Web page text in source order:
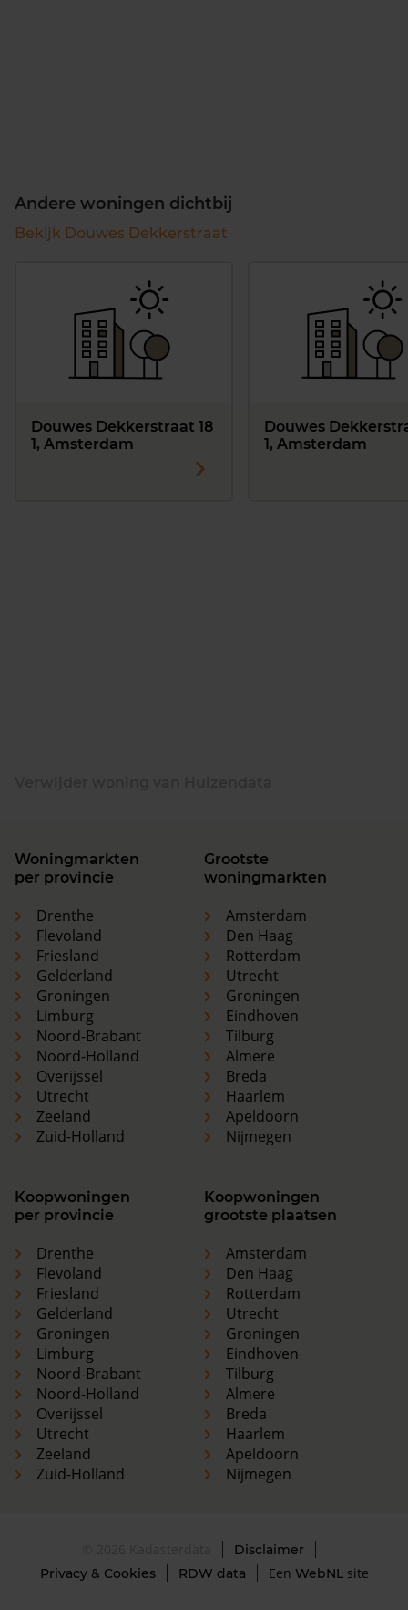
Andere woningen dichtbij
Bekijk Douwes Dekkerstraat
Douwes Dekkerstraat 18
1, Amsterdam
Douwes
1, Amsterdam
Woningmarkten
per provincie
Drenthe
Flevoland
Friesland
Gelderland
Groningen
Limburg
Noord-Brabant
Noord-Holland
Overijssel
Utrecht
Zeeland
Zuid-Holland
Grootste
woningmarkten
Amsterdam
Den Haag
Rotterdam
Utrecht
Groningen
Eindhoven
Tilburg
Almere
Breda
Haarlem
Apeldoorn
Nijmegen
Koopwoningen
per provincie
Drenthe
Flevoland
Friesland
Gelderland
Groningen
Limburg
Noord-Brabant
Noord-Holland
Overijssel
Utrecht
Zeeland
Zuid-Holland
Koopwoningen
grootste plaatsen
Amsterdam
Den Haag
Rotterdam
Utrecht
Groningen
Eindhoven
Tilburg
Almere
Breda
Haarlem
Apeldoorn
Nijmegen
Disclaimer
Privacy & Cookies
RDW data Een WebNLsite